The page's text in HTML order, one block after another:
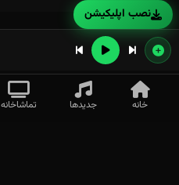
خانه جدیدها تماشاخانه
نصب اپلیکیشن